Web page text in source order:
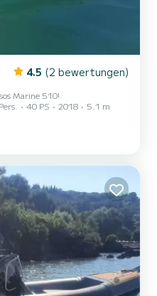
4.5 (2 bewertungen)
Marine 510!
40 PS 2018
5.1 m